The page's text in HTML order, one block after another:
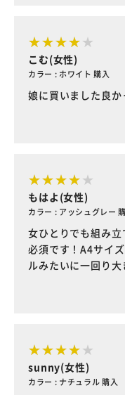
こむ(女性)
カラー : ホワイト 購入
娘に買いました良か
もはよ(女性)
カラー : アッシュグレー
女ひとりでも組み
必須です！A4サイ
ルみたいに一回り大
sunny(女性)
カラー : ナチュラル 購入